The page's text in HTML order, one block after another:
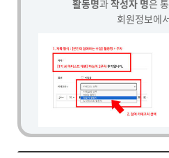
활동명과작성자 명은
회원정보에